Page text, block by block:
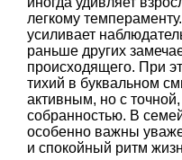
легкому
усиливает
раньше других
происходящего. При
тихий в буквальном
активным, но с
собранностью. В
особенно важны
и спокойный ритм